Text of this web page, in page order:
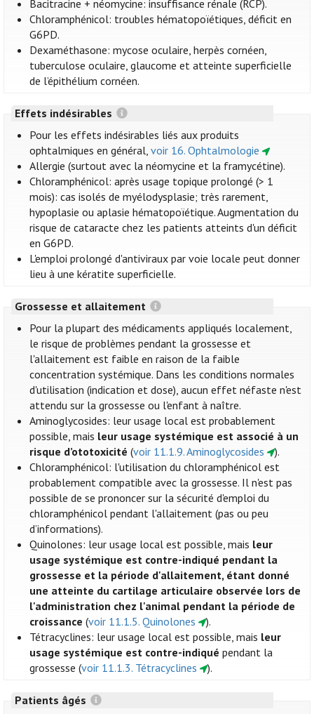
Bacitracine + néomycine: insuffisance rénale (RCP).
Chloramphénicol: troubles hématopoïétiques, déficit en
G6PD.
Dexaméthasone: mycose oculaire, herpès cornéen,
tuberculose oculaire, glaucome et atteinte superficielle
de l’épithélium cornéen.
Effets indésirables
Pour les effets indésirables liés aux produits
ophtalmiques en général,voir 16. Ophtalmologie
Allergie (surtout avec la néomycine et la framycétine).
Chloramphénicol: après usage topique prolongé (> 1
mois): cas isolés de myélodysplasie; très rarement,
hypoplasie ou aplasie hématopoïétique. Augmentation du
risque de cataracte chez les patients atteints d'un déficit
en G6PD.
L'emploi prolongé d'antiviraux par voie locale peut donner
lieu à une kératite superficielle.
Grossesse et allaitement
Pour la plupart des médicaments appliqués localement,
le risque de problèmes pendant la grossesse et
l'allaitement est faible en raison de la faible
concentration systémique. Dans les conditions normales
d'utilisation (indication et dose), aucun effet néfaste n'est
attendu sur la grossesse ou l'enfant à naître.
Aminoglycosides: leur usage local est probablement
possible, mais leur usage systémique est associé à un
risque d’ototoxicité (voir 11.1.9. Aminoglycosides
).
Chloramphénicol: l'utilisation du chloramphénicol est
probablement compatible avec la grossesse. Il n'est pas
possible de se prononcer sur la sécurité d'emploi du
chloramphénicol pendant l'allaitement (pas ou peu
d’informations).
Quinolones: leur usage local est possible, mais leur
usage systémique est contre-indiqué pendant la
grossesse et la période d'allaitement, étant donné
une atteinte du cartilage articulaire observée lors de
l'administration chez l'animal pendant la période de
croissance (voir 11.1.5. Quinolones
).
Tétracyclines: leur usage local est possible, mais leur
usage systémique est contre-indiqué pendant la
grossesse (voir 11.1.3. Tétracyclines ).
Patients âgés